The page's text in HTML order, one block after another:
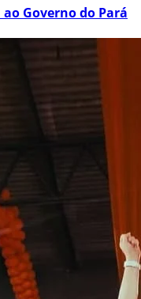
Governo do Pará